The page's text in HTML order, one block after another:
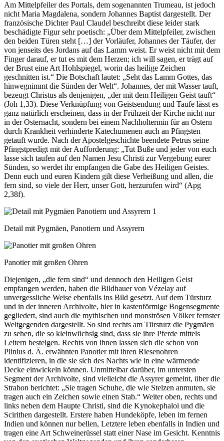
Am Mittelpfeiler des Portals, dem sogenannten Trumeau, ist jedoch
nicht Maria Magdalena, sondern Johannes Baptist dargestellt. Der
französische Dichter Paul Claudel beschreibt diese leider stark
beschädigte Figur sehr poetisch: „Über dem Mittelpfeiler, zwischen
den beiden Türen steht […] der Vorläufer, Johannes der Täufer, der
von jenseits des Jordans auf das Lamm weist. Er weist nicht mit dem
Finger darauf, er tut es mit dem Herzen; ich will sagen, er trägt auf
der Brust eine Art Hohlspiegel, worin das heilige Zeichen
geschnitten ist.“ Die Botschaft lautet: „Seht das Lamm Gottes, das
hinwegnimmt die Sünden der Welt“. Johannes, der mit Wasser tauft,
bezeugt Christus als denjenigen, „der mit dem Heiligen Geist tauft“
(Joh 1,33). Diese Verknüpfung von Geistsendung und Taufe lässt es
ganz natürlich erscheinen, dass in der Frühzeit der Kirche nicht nur
in der Osternacht, sondern bei einem Nachholtermin für an Ostern
durch Krankheit verhinderte Katechumenen auch an Pfingsten
getauft wurde. Nach der Apostelgeschichte beendete Petrus seine
Pfingstpredigt mit der Aufforderung: „Tut Buße und jeder von euch
lasse sich taufen auf den Namen Jesu Christi zur Vergebung eurer
Sünden, so werdet ihr empfangen die Gabe des Heiligen Geistes.
Denn euch und euren Kindern gilt diese Verheißung und allen, die
fern sind, so viele der Herr, unser Gott, herzurufen wird“ (Apg
2,38f).
Detail mit Pygmäen, Panotiern und Assyrern
Panotier mit großen Ohren
Diejenigen, „die fern sind“ und dennoch den Heiligen Geist
empfangen werden, haben die Bildhauer von Vézelay auf
unvergessliche Weise ebenfalls ins Bild gesetzt. Auf dem Türsturz
und in der inneren Archivolte, hier in kastenförmige Bogensegmente
gegliedert, sind auch die mythischen und monströsen Völker fernster
Weltgegenden dargestellt. So sind rechts am Türsturz die Pygmäen
zu sehen, die so kleinwüchsig sind, dass sie ihre Pferde mittels
Leitern besteigen. Rechts von ihnen lassen sich die schon von
Plinius d. Ä. erwähnten Panotier mit ihren Riesenohren
identifizieren, in die sie sich des Nachts wie in eine wärmende
Decke einwickeln können. Unmittelbar darüber, im untersten
Segment der Archivolte, sind vielleicht die Assyrer gemeint, über die
Strabon berichtet: „Sie tragen Schuhe, die wie Stelzen anmuten, sie
tragen auch ein Zeichen sowie einen Stab.“ Weiter oben, rechts und
links neben dem Haupte Christi, sind die Kynokephaloi und die
Scirithen dargestellt. Erstere haben Hundeköpfe, leben im fernen
Indien und können nur bellen, Letztere leben ebenfalls in Indien und
tragen eine Art Schweinerüssel statt einer Nase im Gesicht. Kenntnis